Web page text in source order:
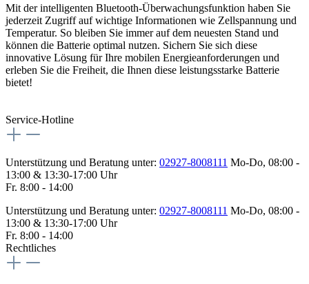
Mit der intelligenten Bluetooth-Überwachungsfunktion haben Sie
jederzeit Zugriff auf wichtige Informationen wie Zellspannung und
Temperatur. So bleiben Sie immer auf dem neuesten Stand und
können die Batterie optimal nutzen. Sichern Sie sich diese
innovative Lösung für Ihre mobilen Energieanforderungen und
erleben Sie die Freiheit, die Ihnen diese leistungsstarke Batterie
bietet!
Service-Hotline
Unterstützung und Beratung unter: 02927-8008111 Mo-Do, 08:00 -
13:00 & 13:30-17:00 Uhr
Fr. 8:00 - 14:00
Unterstützung und Beratung unter: 02927-8008111 Mo-Do, 08:00 -
13:00 & 13:30-17:00 Uhr
Fr. 8:00 - 14:00
Rechtliches